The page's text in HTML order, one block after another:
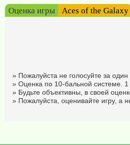
Оценка игры Aces of the Galaxy
» Пожалуйста не голосуйте за
» Оценка по 10-бальной системе. 1
» Будьте объективны, в своей
» Пожалуйста, оценивайте игру, а не